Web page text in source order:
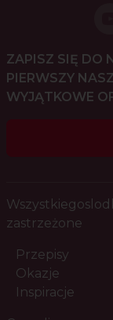
ZAPISZ SIĘ DO
PIERWSZY
WYJĄTKOWE
zastrzeżone
Przepisy
Okazje
Inspiracje